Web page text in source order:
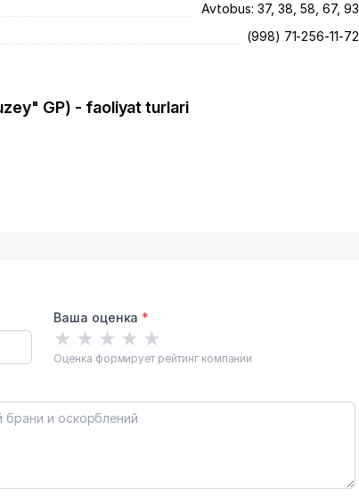
Avtobus: 37, 38, 58, 67, 93
(998) 71-256-11-72
GP) - faoliyat turlari
Ваша оценка *
★ ★ ★ ★ ★
Оценка формирует рейтинг компании